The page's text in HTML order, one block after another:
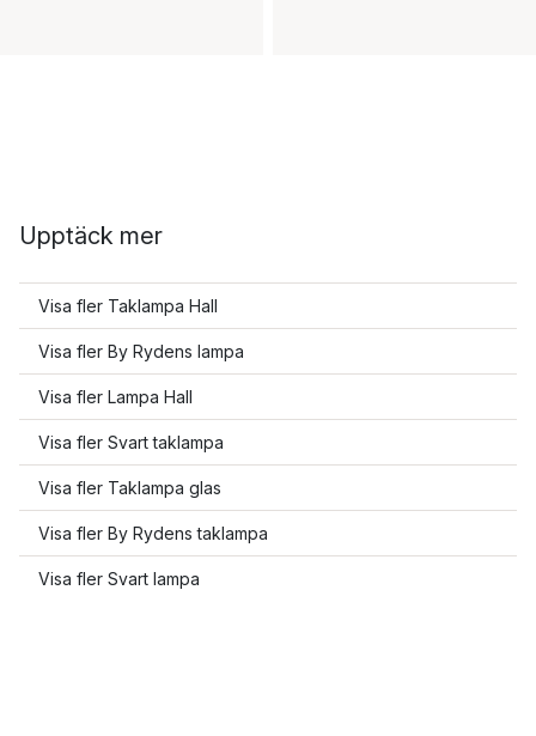
Upptäck mer
Visa fler Taklampa Hall
Visa fler By Rydens lampa
Visa fler Lampa Hall
Visa fler Svart taklampa
Visa fler Taklampa glas
Visa fler By Rydens taklampa
Visa fler Svart lampa